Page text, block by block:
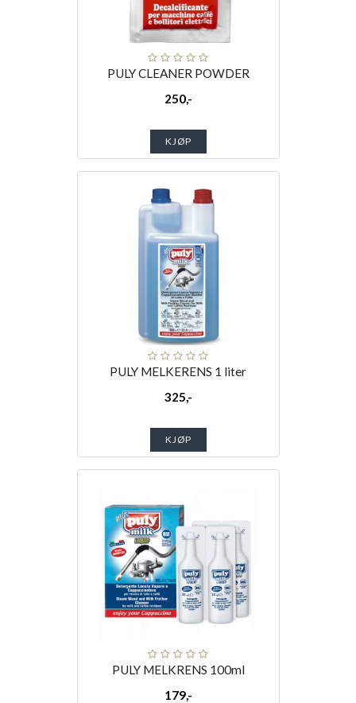
PULY CLEANER POWDER
250,-
KJØP
PULY MELKERENS 1 liter
325,-
KJØP
PULY MELKRENS 100ml
179,-